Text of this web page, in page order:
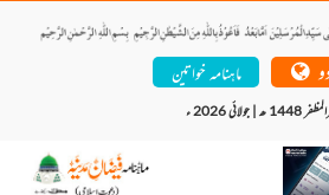
ماہنامہ خواتین